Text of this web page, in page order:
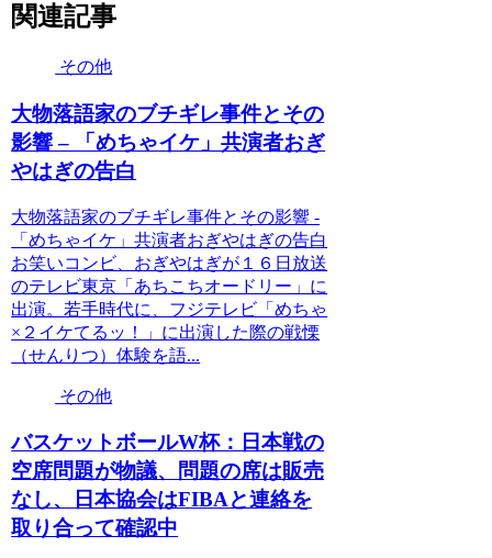
関連記事
その他
大物落語家のブチギレ事件とその
影響 – 「めちゃイケ」共演者おぎ
やはぎの告白
大物落語家のブチギレ事件とその影響 -
「めちゃイケ」共演者おぎやはぎの告白
お笑いコンビ、おぎやはぎが１６日放送
のテレビ東京「あちこちオードリー」に
出演。若手時代に、フジテレビ「めちゃ
×２イケてるッ！」に出演した際の戦慄
（せんりつ）体験を語...
その他
バスケットボールW杯：日本戦の
空席問題が物議、問題の席は販売
なし、日本協会はFIBAと連絡を
取り合って確認中